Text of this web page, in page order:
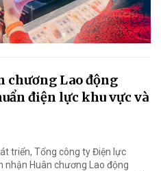
chương Lao động
điện lực khu vực và
triển, Tổng công ty Điện lực
nhận Huân chương Lao động